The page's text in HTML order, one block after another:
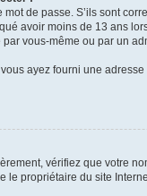
de passe. S’ils sont
avoir moins de 13 ans
vous-même ou par un
ayez fourni une
vérifiez que votre
le propriétaire du site